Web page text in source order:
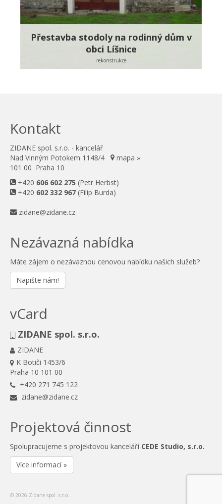
Přestavba stodoly na rodinný dům v
obci Líšnice
rekonstrukce
Kontakt
ZIDANE spol. s.r.o. - kancelář
Nad Vinným Potokem 1148/4
mapa »
101 00 Praha 10
+420 606 602 275 (Petr Herbst)
+420 602 332 967 (Filip Burda)
zidane@zidane.cz
Nezávazná nabídka
Máte zájem o nezávaznou cenovou nabídku našich služeb?
Napište nám!
vCard
ZIDANE spol. s.r.o.
ZIDANE
K Botiči 1453/6
Praha 10 101 00
+420 271 745 122
zidane@zidane.cz
Projektová činnost
Spolupracujeme s projektovou kanceláří CEDE Studio, s.r.o.
Více informací »
© 2026 Zidane spol. s.r.o.